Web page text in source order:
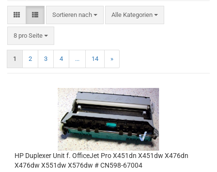
Sortieren nach
Sortieren nach Alle Kategorien
8 pro Seite
pro Seite
1 2 3 4 ... 14 »
HP Duplexer Unit f. OfficeJet Pro X451dn X451dw X476dn
X476dw X551dw X576dw # CN598-67004